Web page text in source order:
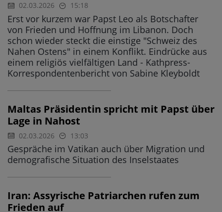
02.03.2026 15:18
Erst vor kurzem war Papst Leo als Botschafter
von Frieden und Hoffnung im Libanon. Doch
schon wieder steckt die einstige "Schweiz des
Nahen Ostens" in einem Konflikt. Eindrücke aus
einem religiös vielfältigen Land - Kathpress-
Korrespondentenbericht von Sabine Kleyboldt
Maltas Präsidentin spricht mit Papst über
Lage in Nahost
02.03.2026 13:03
Gespräche im Vatikan auch über Migration und
demografische Situation des Inselstaates
Iran: Assyrische Patriarchen rufen zum
Frieden auf